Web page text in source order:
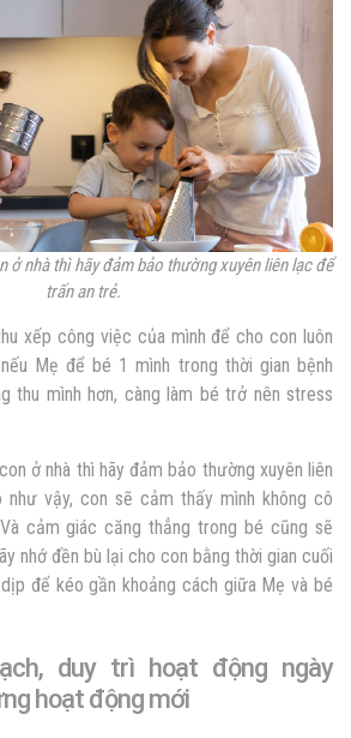
ở nhà thì hãy đảm bảo thường xuyên liên lạc để
trấn an trẻ.
xếp công việc của mình để cho con luôn
Mẹ để bé 1 mình trong thời gian bệnh
thu mình hơn, càng làm bé trở nên stress
ở nhà thì hãy đảm bảo thường xuyên liên
như vậy, con sẽ cảm thấy mình không cô
cảm giác căng thẳng trong bé cũng sẽ
nhớ đền bù lại cho con bằng thời gian cuối
để kéo gần khoảng cách giữa Mẹ và bé
duy trì hoạt động ngày
hoạt động mới